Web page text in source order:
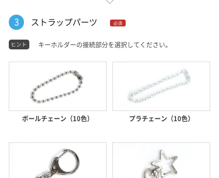
3 ストラップパーツ 必須
ヒント キーホルダーの接続部分を選択してください。
ボールチェーン（10色） プラチェーン（10色）